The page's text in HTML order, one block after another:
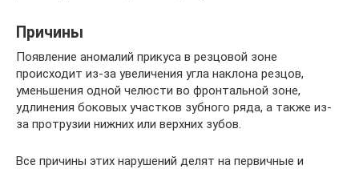
Причины
Появление аномалий прикуса в резцовой зоне
происходит из-за увеличения угла наклона резцов,
уменьшения одной челюсти во фронтальной зоне,
удлинения боковых участков зубного ряда, а также из-
за протрузии нижних или верхних зубов.
Все причины этих нарушений делят на первичные и